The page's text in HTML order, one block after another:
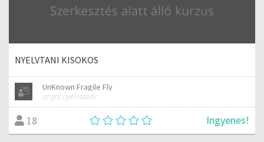
NYELVTANI KISOKOS
UnKnown Fragile Fly
angol nyelvtanár
18 Ingyenes!